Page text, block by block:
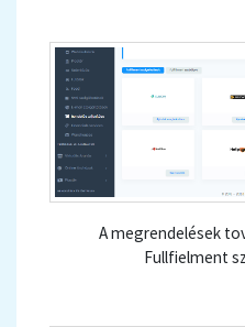
A megrendelések
Fullfielment